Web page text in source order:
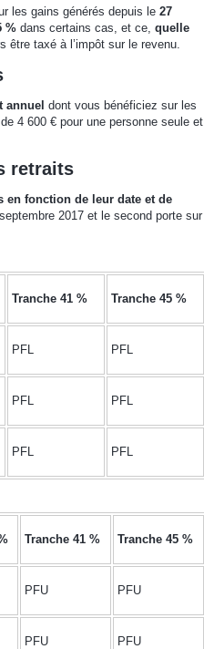
les gains générés depuis le 27
% dans certains cas, et ce, quelle
être taxé à l’impôt sur le revenu.
annuel dont vous bénéficiez sur les
4 600 € pour une personne seule et
retraits
en fonction de leur date et de
2017 et le second porte sur
Tranche 41 % Tranche 45 %
PFL PFL
PFL PFL
PFL PFL
Tranche 41 % Tranche 45 %
PFU PFU
PFU PFU